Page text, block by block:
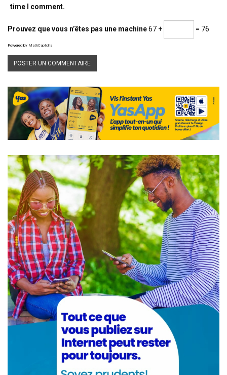
time I comment.
Prouvez que vous n’êtes pas une machine67 + = 76
Powered by MathCaptcha